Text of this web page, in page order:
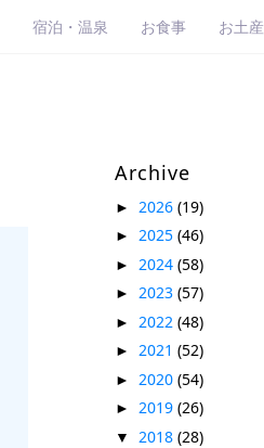
宿泊・温泉 お食事 お土産
Archive
► 2026 (19)
► 2025 (46)
► 2024 (58)
► 2023 (57)
► 2022 (48)
► 2021 (52)
► 2020 (54)
► 2019 (26)
▼ 2018 (28)